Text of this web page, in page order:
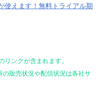
使えます！無料トライアル期
ンクが含まれます。
販売状況や配信状況は各社サ